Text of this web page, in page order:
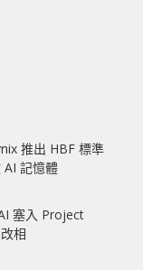
推出 HBF 標準
記憶體
塞入 Project
相